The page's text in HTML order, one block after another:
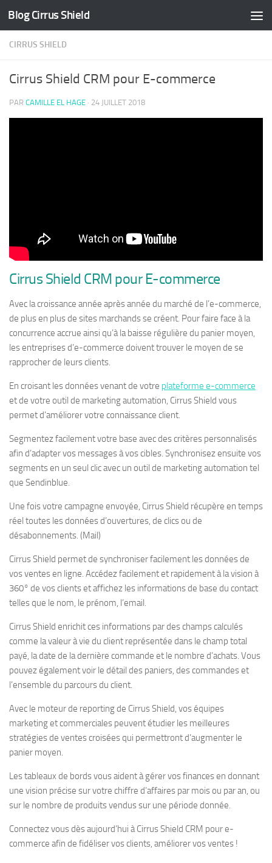
Skip to content
Blog Cirrus Shield
CIRRUS SHIELD
Cirrus Shield CRM pour E-commerce
PAR CAMILLE EL HAGE · 24 JUILLET 2018
Cirrus Shield CRM pour E-commerce
Avec la croissance année après année du marché de l’e-commerce,
de plus en plus de sites marchands se créent. Pour faire face à la
concurrence accrue ainsi qu’à la baisse régulière du panier moyen,
les entreprises d’e-commerce doivent trouver le moyen de se
rapprocher de leurs clients.
En croisant les données venant de votre plateforme e-commerce
et de votre outil de marketing automation, Cirrus Shield vous
permet d’améliorer votre connaissance client.
Segmentez facilement votre base avec des critères personnalisés
afin d’adapter vos messages à vos cibles. Synchronisez ensuite vos
segments en un seul clic avec un outil de marketing automation tel
que Sendinblue.
Une fois votre campagne envoyée, Cirrus Shield récupère en temps
réel toutes les données d’ouvertures, de clics ou de
désabonnements. (Mail)
Cirrus Shield permet de synchroniser facilement les données de
vos ventes en ligne. Accédez facilement et rapidement à la vision à
360° de vos clients et affichez les informations de base du contact
telles que le nom, le prénom, l’email.
Cirrus Shield enrichit ces informations par des champs calculés
comme la valeur à vie du client représentée dans le champ total
payé, la date de la dernière commande et le nombre d’achats. Vous
pouvez également voir le détail des paniers, des commandes et
l’ensemble du parcours du client.
Avec le moteur de reporting de Cirrus Shield, vos équipes
marketing et commerciales peuvent étudier les meilleures
stratégies de ventes croisées qui permettront d’augmenter le
panier moyen.
Les tableaux de bords vous aident à gérer vos finances en donnant
une vision précise sur votre chiffre d’affaires par mois ou par an, ou
sur le nombre de produits vendus sur une période donnée.
Connectez vous dès aujourd’hui à Cirrus Shield CRM pour e-
commerce afin de fidéliser vos clients, améliorer vos ventes !